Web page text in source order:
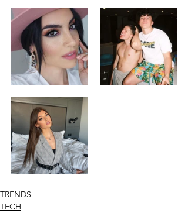
TRENDS
TECH